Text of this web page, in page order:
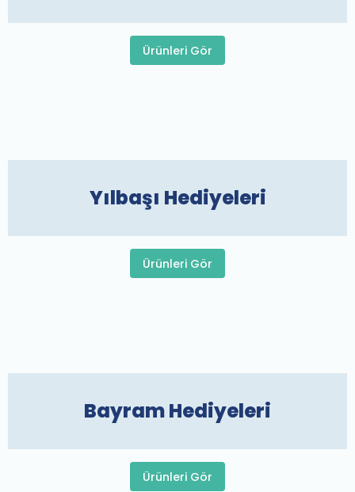
Ürünleri Gör
Yılbaşı Hediyeleri
Ürünleri Gör
Bayram Hediyeleri
Ürünleri Gör